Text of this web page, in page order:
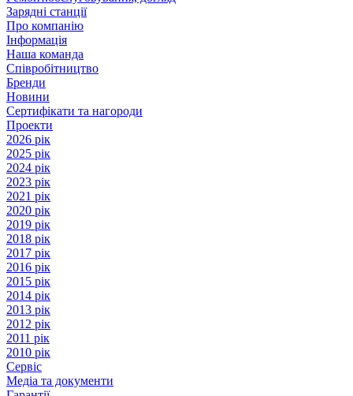
Зарядні станції
Про компанію
Інформація
Наша команда
Співробітництво
Бренди
Новини
Сертифікати та нагороди
Проекти
2026 рік
2025 рік
2024 рік
2023 рік
2021 рік
2020 рік
2019 рік
2018 рік
2017 рік
2016 рік
2015 рік
2014 рік
2013 рік
2012 рік
2011 рік
2010 рік
Сервіс
Медіа та документи